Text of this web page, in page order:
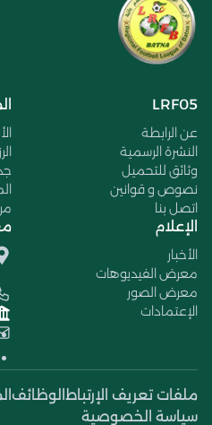
LRF05
عن الرابطة
النشرة الرسمية
وثائق للتحميل
نصوص و قوانين
اتصل بنا
الإعلام
الأخبار
معرض الفيديوهات
معرض الصور
الإعتمادات
ملفات تعريف الإرتباط الوظائف
سياسة الخصوصية